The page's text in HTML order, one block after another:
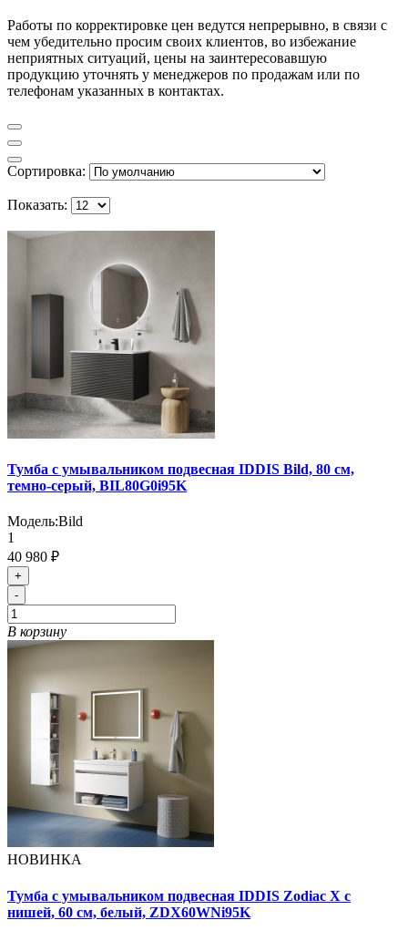
Работы по корректировке цен ведутся непрерывно, в связи с
чем убедительно просим своих клиентов, во избежание
неприятных ситуаций, цены на заинтересовавшую
продукцию уточнять у менеджеров по продажам или по
телефонам указанных в контактах.
Сортировка:
Показать:
Тумба с умывальником подвесная IDDIS Bild, 80 см,
темно-серый, BIL80G0i95K
Модель:Bild
1
40 980 ₽
+
-
В корзину
НОВИНКА
Тумба с умывальником подвесная IDDIS Zodiac X с
нишей, 60 см, белый, ZDX60WNi95K